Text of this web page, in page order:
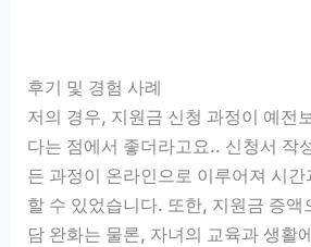
후기 및 경험 사례
저의 경우, 지원금 신청 과정이 예전
다는 점에서 좋더라고요.. 신청서 작
든 과정이 온라인으로 이루어져 시
할 수 있었습니다. 또한, 지원금 증액
담 완화는 물론, 자녀의 교육과 생활